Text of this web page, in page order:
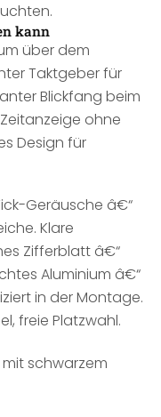
kann
über dem
Taktgeber für
Blickfang beim
ohne
Design für
Geräusche â€“
Klare
Zifferblatt â€“
Aluminium â€“
in der Montage.
freie Platzwahl.
schwarzem